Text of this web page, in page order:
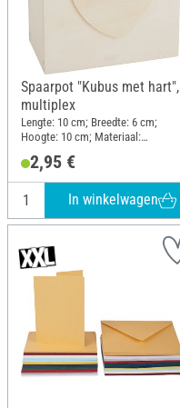
Spaarpot "Kubus met hart",
multiplex
Lengte: 10 cm; Breedte: 6 cm;
Hoogte: 10 cm; Materiaal:
2,95 €
In winkelwagen